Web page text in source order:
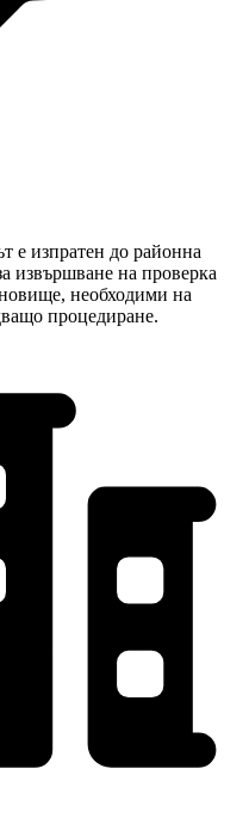
е изпратен до районна
извършване на проверка
необходими на
процедиране.